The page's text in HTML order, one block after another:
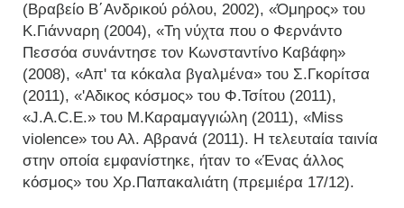
(Βραβείο Β΄Ανδρικού ρόλου, 2002), «Όμηρος» του
Κ.Γιάνναρη (2004), «Τη νύχτα που ο Φερνάντο
Πεσσόα συνάντησε τον Κωνσταντίνο Καβάφη»
(2008), «Απ' τα κόκαλα βγαλμένα» του Σ.Γκορίτσα
(2011), «'Αδικος κόσμος» του Φ.Τσίτου (2011),
«J.A.C.E.» του Μ.Καραμαγγιώλη (2011), «Miss
violence» του Αλ. Αβρανά (2011). Η τελευταία ταινία
στην οποία εμφανίστηκε, ήταν το «Ένας άλλος
κόσμος» του Χρ.Παπακαλιάτη (πρεμιέρα 17/12).